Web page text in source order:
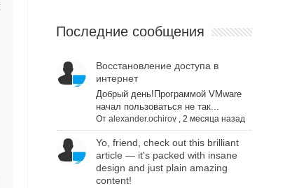
Последние сообщения
Восстановление доступа в
интернет
Добрый день!Программой VMware
начал пользоваться не так...
От alexander.ochirov, 2 месяца назад
Yo, friend, check out this brilliant
article — it's packed with insane
design and just plain amazing
content!